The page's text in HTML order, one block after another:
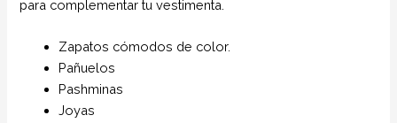
para complementar tu vestimenta.
Zapatos cómodos de color.
Pañuelos
Pashminas
Joyas